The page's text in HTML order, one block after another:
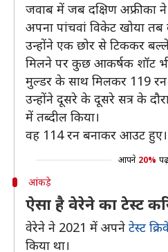
जवाब में जब दक्षिण अफ्रीका
अपना पांचवां विकेट खोया
उन्होंने एक छोर से टिककर
मिलने पर कुछ आकर्षक शॉट
मुल्डर के साथ मिलकर 119 रन
उन्होंने दूसरे के दूसरे सत्र के
में तब्दील किया।
वह 114 रन बनाकर आउट हुए।
आपने 20%
आंकड़े
ऐसा है वेरेने का टेस्ट
वेरेने ने 2021 में अपने टेस्ट
किया था।